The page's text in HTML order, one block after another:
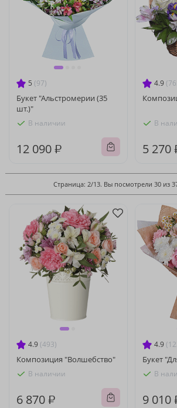
5 (97)
Букет "Альстромерии (35
шт.)"
В наличии
12 090 ₽
4.9
В
5 270
Страница: 2/13. Вы посмотрели 30 из
4.9 (493)
Композиция "Волшебство"
В наличии
6 870 ₽
4.9
Букет
В
9 010